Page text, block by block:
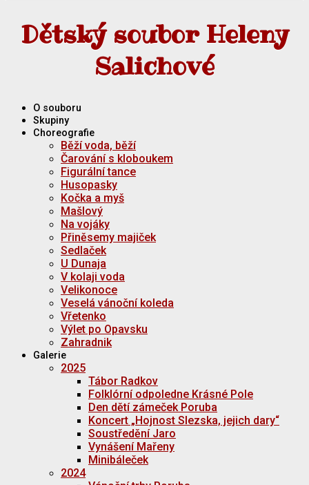
Dětský soubor Heleny
Salichové
O souboru
Skupiny
Choreografie
Běží voda, běží
Čarování s kloboukem
Figurální tance
Husopasky
Kočka a myš
Mašlový
Na vojáky
Přiněsemy majiček
Sedlaček
U Dunaja
V kolaji voda
Velikonoce
Veselá vánoční koleda
Vřetenko
Výlet po Opavsku
Zahradnik
Galerie
2025
Tábor Radkov
Folklórní odpoledne Krásné Pole
Den dětí zámeček Poruba
Koncert „Hojnost Slezska, jejich dary“
Soustředění Jaro
Vynášení Mařeny
Minibáleček
2024